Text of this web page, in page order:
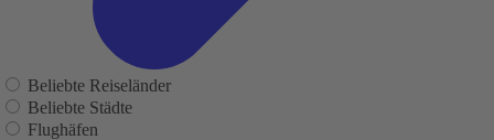
Beliebte Reiseländer
Beliebte Städte
Flughäfen